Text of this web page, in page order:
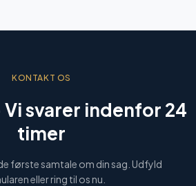
KONTAKT OS
Vi svarer indenfor 24
timer
første samtale om din sag. Udfyld
eller ring til os nu.